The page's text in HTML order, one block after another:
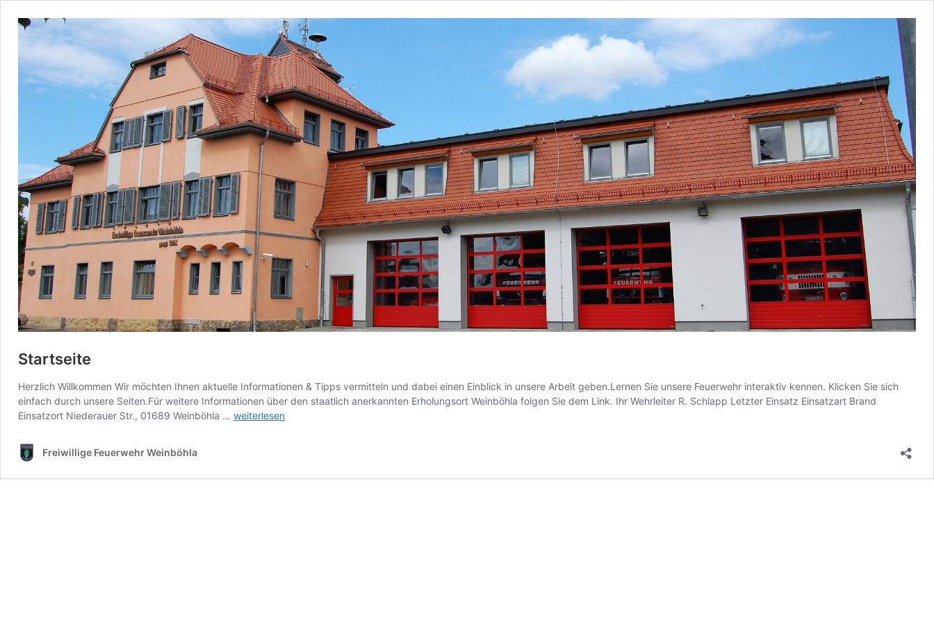
Startseite
Herzlich Willkommen Wir möchten Ihnen aktuelle Informationen & Tipps vermitteln und dabei einen Einblick in unsere Arbeit geben.Lernen Sie unsere Feuerwehr interaktiv kennen. Klicken Sie sich
einfach durch unsere Seiten.Für weitere Informationen über den staatlich anerkannten Erholungsort Weinböhla folgen Sie dem Link. Ihr Wehrleiter R. Schlapp Letzter Einsatz Einsatzart Brand
Einsatzort Niederauer Str., 01689 Weinböhla … Startseite
weiterlesen
Freiwillige Feuerwehr Weinböhla